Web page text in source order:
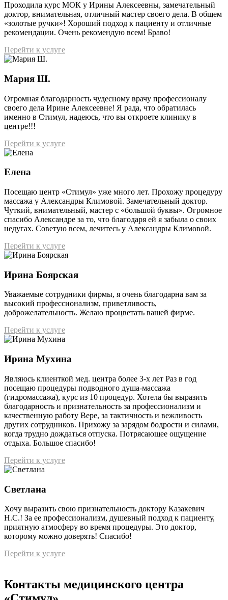
Проходила курс МОК у Ирины Алексеевны, замечательный
доктор, внимательная, отличный мастер своего дела. В общем
«золотые ручки»! Хороший подход к пациенту и отличные
рекомендации. Очень рекомендую всем! Браво!
Перейти к услуге
Мария Ш.
Огромная благодарность чудесному врачу профессионалу
своего дела Ирине Алексеевне! Я рада, что обратилась
именно в Стимул, надеюсь, что вы откроете клинику в
центре!!!
Перейти к услуге
Елена
Посещаю центр «Стимул» уже много лет. Прохожу процедуру
массажа у Александры Климовой. Замечательный доктор.
Чуткий, внимательный, мастер с «большой буквы». Огромное
спасибо Александре за то, что благодаря ей я забыла о своих
недугах. Советую всем, лечитесь у Александры Климовой.
Перейти к услуге
Ирина Боярская
Уважаемые сотрудники фирмы, я очень благодарна вам за
высокий профессионализм, приветливость,
доброжелательность. Желаю процветать вашей фирме.
Перейти к услуге
Ирина Мухина
Являюсь клиенткой мед. центра более 3-х лет Раз в год
посещаю процедуры подводного душа-массажа
(гидромассажа), курс из 10 процедур. Хотела бы выразить
благодарность и признательность за профессионализм и
качественную работу Вере, за тактичность и вежливость
других сотрудников. Прихожу за зарядом бодрости и силами,
когда трудно дождаться отпуска. Потрясающее ощущение
отдыха. Большое спасибо!
Перейти к услуге
Светлана
Хочу выразить свою признательность доктору Казакевич
Н.С.! За ее профессионализм, душевный подход к пациенту,
приятную атмосферу во время процедуры. Это доктор,
которому можно доверять! Спасибо!
Перейти к услуге
Контакты медицинского центра